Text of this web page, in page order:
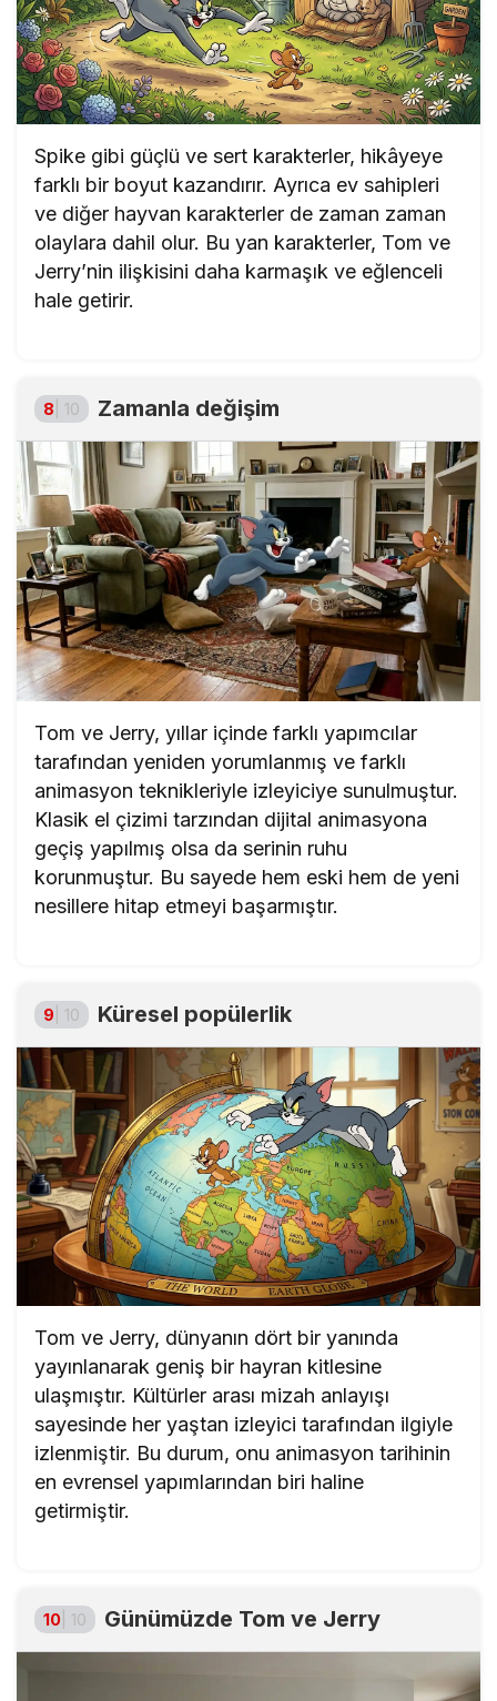
Spike gibi güçlü ve sert karakterler, hikâyeye
farklı bir boyut kazandırır. Ayrıca ev sahipleri
ve diğer hayvan karakterler de zaman zaman
olaylara dahil olur. Bu yan karakterler, Tom ve
Jerry’nin ilişkisini daha karmaşık ve eğlenceli
hale getirir.
8 | 10 Zamanla değişim
Tom ve Jerry, yıllar içinde farklı yapımcılar
tarafından yeniden yorumlanmış ve farklı
animasyon teknikleriyle izleyiciye sunulmuştur.
Klasik el çizimi tarzından dijital animasyona
geçiş yapılmış olsa da serinin ruhu
korunmuştur. Bu sayede hem eski hem de yeni
nesillere hitap etmeyi başarmıştır.
9 | 10 Küresel popülerlik
Tom ve Jerry, dünyanın dört bir yanında
yayınlanarak geniş bir hayran kitlesine
ulaşmıştır. Kültürler arası mizah anlayışı
sayesinde her yaştan izleyici tarafından ilgiyle
izlenmiştir. Bu durum, onu animasyon tarihinin
en evrensel yapımlarından biri haline
getirmiştir.
10 | 10 Günümüzde Tom ve Jerry